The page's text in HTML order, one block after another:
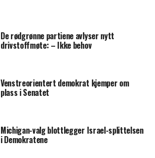
De rødgrønne partiene avlyser nytt
drivstoffmøte: – Ikke behov
Venstreorientert demokrat kjemper om
plass i Senatet
Michigan-valg blottlegger Israel-splittelsen
i Demokratene